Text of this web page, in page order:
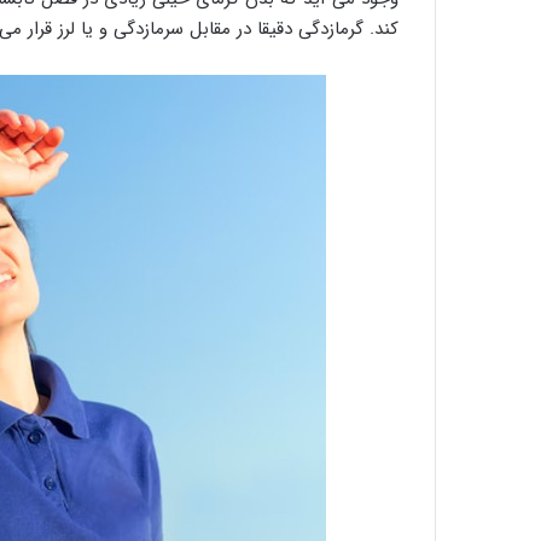
کند. گرمازدگی دقیقا در مقابل سرمازدگی و یا لرز قرار